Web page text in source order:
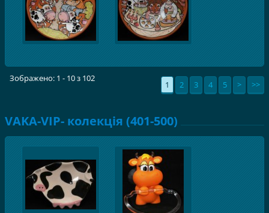
Зображено: 1 - 10 з 102
1 2 3 4 5 > >>
VAKA-VIP- колекція (401-500)